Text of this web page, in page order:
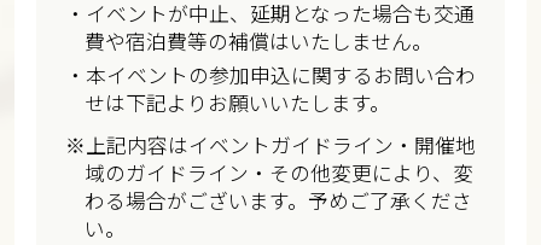
・イベントが中止、延期となった場合も交通
費や宿泊費等の補償はいたしません。
・本イベントの参加申込に関するお問い合わ
せは下記よりお願いいたします。
※上記内容はイベントガイドライン・開催地
域のガイドライン・その他変更により、変
わる場合がございます。予めご了承くださ
い。